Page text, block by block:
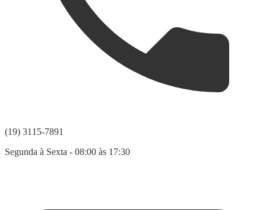
(19) 3115-7891
Segunda à Sexta - 08:00 às 17:30